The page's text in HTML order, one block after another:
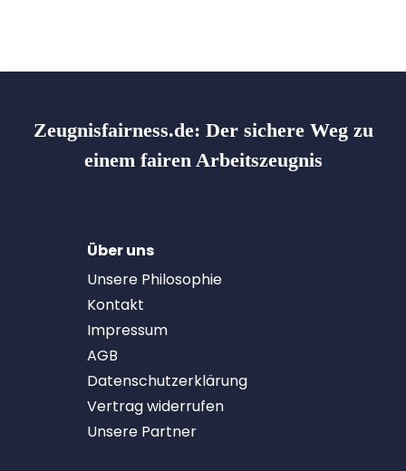
Zeugnisfairness.de: Der sichere Weg zu
einem fairen Arbeitszeugnis
Über uns
Unsere Philosophie
Kontakt
Impressum
AGB
Datenschutzerklärung
Vertrag widerrufen
Unsere Partner